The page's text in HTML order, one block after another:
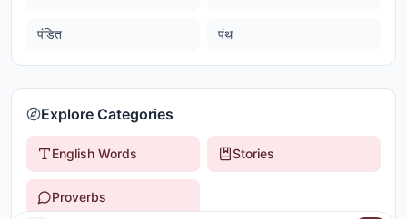
पंडित पंथ
Explore Categories
English Words Stories
Proverbs